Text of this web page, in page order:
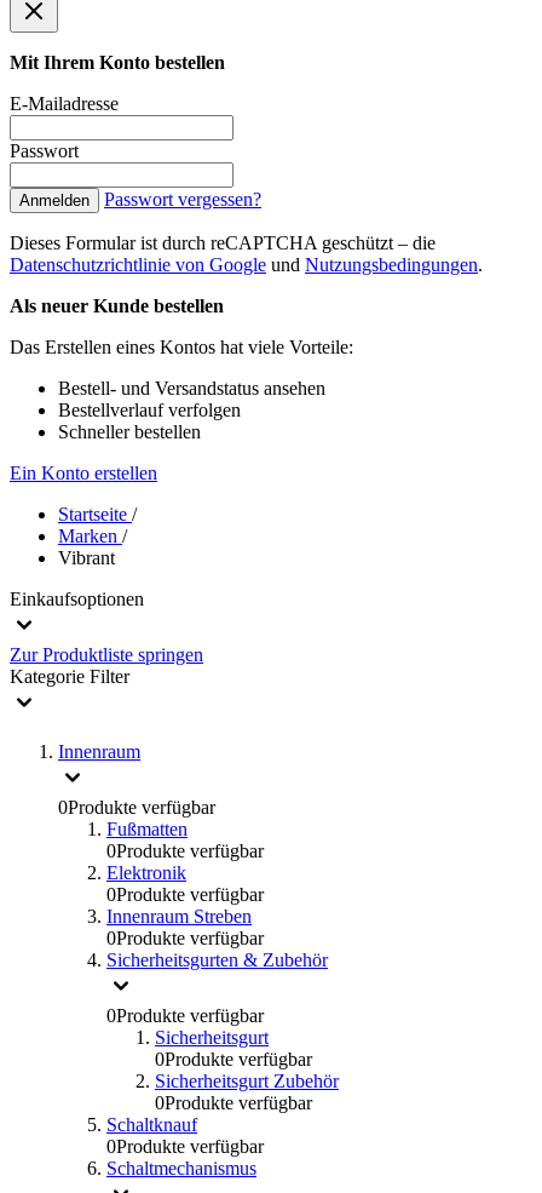
Mit Ihrem Konto bestellen
E-Mailadresse
Passwort
Anmelden Passwort vergessen?
Dieses Formular ist durch reCAPTCHA geschützt – die
Datenschutzrichtlinie von Google und Nutzungsbedingungen.
Als neuer Kunde bestellen
Das Erstellen eines Kontos hat viele Vorteile:
Bestell- und Versandstatus ansehen
Bestellverlauf verfolgen
Schneller bestellen
Ein Konto erstellen
Startseite /
Marken /
Vibrant
Einkaufsoptionen
Zur Produktliste springen
Kategorie Filter
Innenraum
0Produkte verfügbar
Fußmatten
0Produkte verfügbar
Elektronik
0Produkte verfügbar
Innenraum Streben
0Produkte verfügbar
Sicherheitsgurten & Zubehör
0Produkte verfügbar
Sicherheitsgurt
0Produkte verfügbar
Sicherheitsgurt Zubehör
0Produkte verfügbar
Schaltknauf
0Produkte verfügbar
Schaltmechanismus